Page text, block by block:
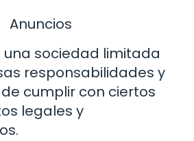
Anuncios
una sociedad limitada
responsabilidades y
cumplir con ciertos
legales y